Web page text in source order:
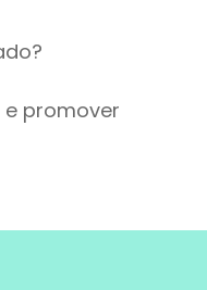
promover